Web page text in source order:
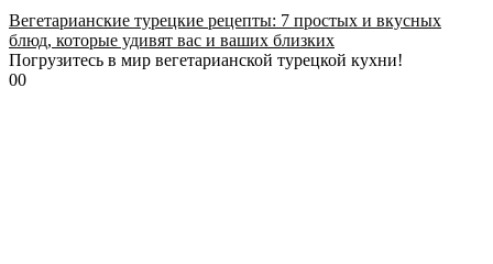
Вегетарианские турецкие рецепты: 7 простых и вкусных
блюд, которые удивят вас и ваших близких
Погрузитесь в мир вегетарианской турецкой кухни!
00